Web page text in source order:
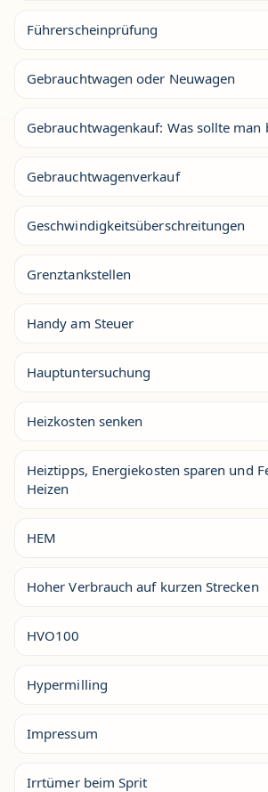
Führerscheinprüfung
Gebrauchtwagen oder Neuwagen
Gebrauchtwagenkauf: Was sollte man
Gebrauchtwagenverkauf
Geschwindigkeitsüberschreitungen
Grenztankstellen
Handy am Steuer
Hauptuntersuchung
Heizkosten senken
Heiztipps, Energiekosten sparen und
Heizen
HEM
Hoher Verbrauch auf kurzen Strecken
HVO100
Hypermilling
Impressum
Irrtümer beim Sprit